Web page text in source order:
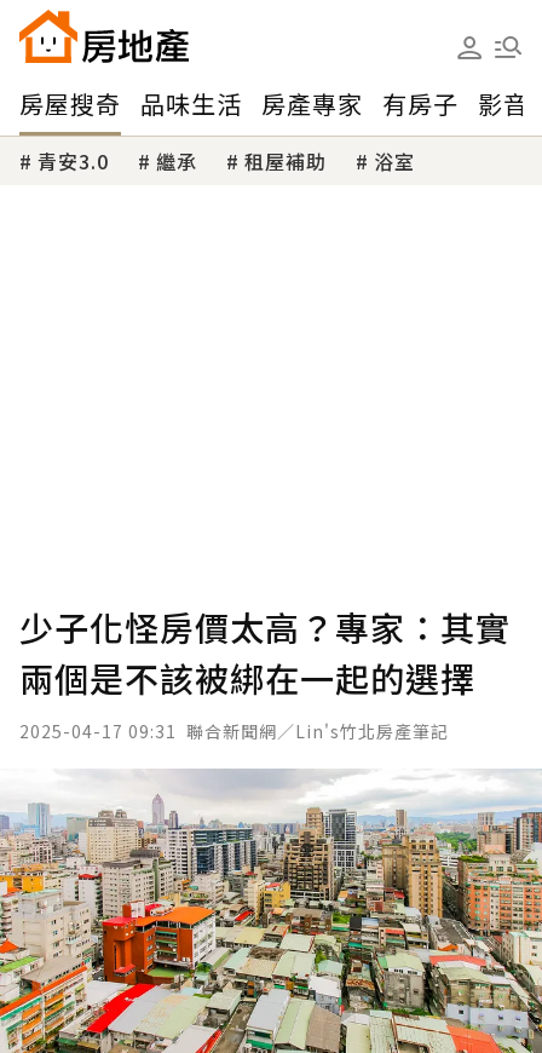
房屋搜奇 品味生活 房產專家 有房子 影音
青安3.0 繼承 租屋補助 浴室
少子化怪房價太高？專家：其實
兩個是不該被綁在一起的選擇
2025-04-17 09:31 聯合新聞網／Lin's竹北房產筆記